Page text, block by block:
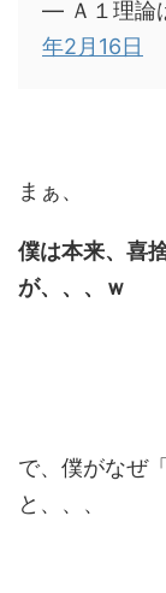
— Ａ１理論
年2月16日
まぁ、
僕は本来、喜
が、、、ｗ
で、僕がなぜ
と、、、